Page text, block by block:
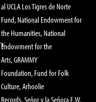
al UCLA Los Tigres de Norte
Fund, National Endowment for
the Humanities, National
Endowment for the
Arts, GRAMMY
Foundation, Fund for Folk
Culture, Arhoolie
Records, Señor y la Señora E.W.